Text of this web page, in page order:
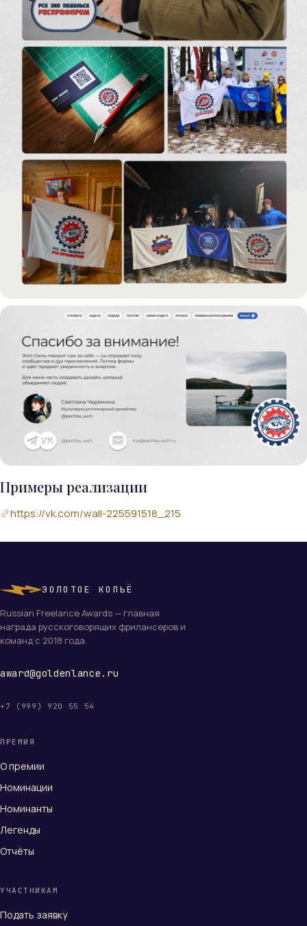
Примеры реализации
https://vk.com/wall-225591518_215
ЗОЛОТОЕ КОПЬЁ
Russian Freelance Awards — главная
награда русскоговорящих фрилансеров и
команд с 2018 года.
award@goldenlance.ru
+7 (999) 920 55 54
ПРЕМИЯ
О премии
Номинации
Номинанты
Легенды
Отчёты
УЧАСТНИКАМ
Подать заявку